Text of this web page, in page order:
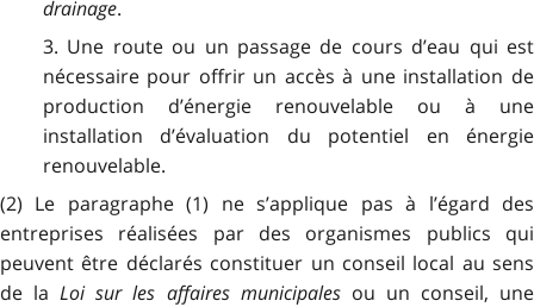
drainage.
3. Une route ou un passage de cours d’eau qui est
nécessaire pour offrir un accès à une installation de
production d’énergie renouvelable ou à une
installation d’évaluation du potentiel en énergie
renouvelable.
(2) Le paragraphe (1) ne s’applique pas à l’égard des
entreprises réalisées par des organismes publics qui
peuvent être déclarés constituer un conseil local au sens
de laLoi sur les affaires municipalesou un conseil, une